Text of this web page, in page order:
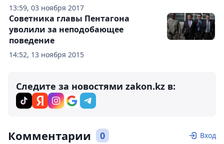
13:59, 03 ноября 2017
14:52, 13 ноября 2015
Советника главы Пентагона
уволили за неподобающее
поведение
Следите за новостями zakon.kz в:
Комментарии 0 Вход